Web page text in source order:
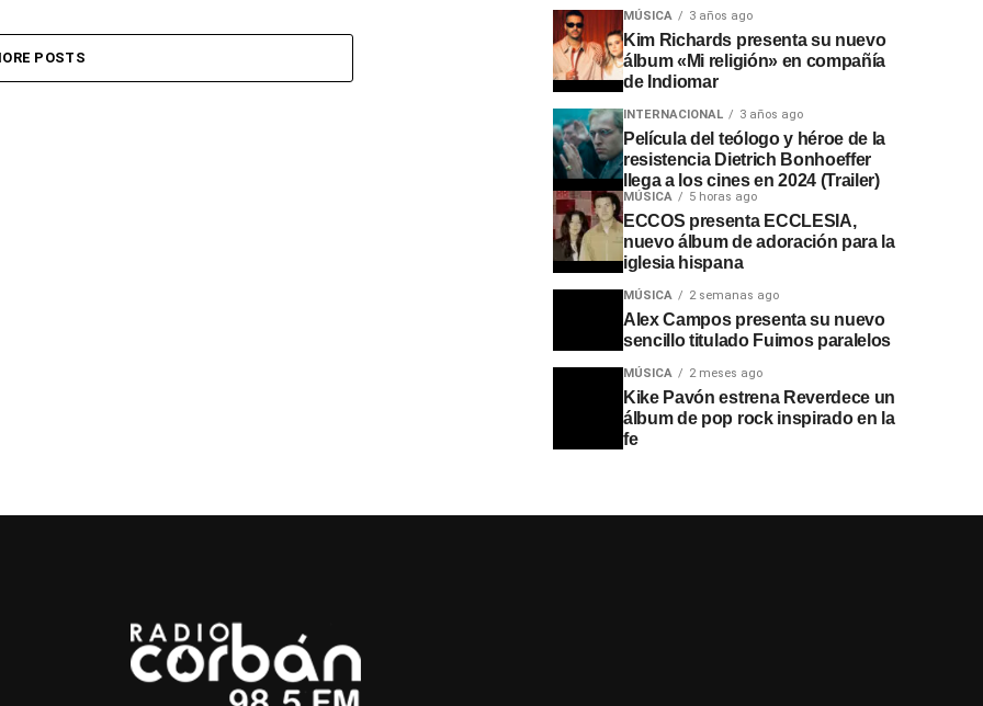
POSTS
MÚSICA 3 años ago
Kim Richards presenta su nuevo
álbum «Mi religión» en compañía
de Indiomar
INTERNACIONAL 3 años ago
Película del teólogo y héroe de la
resistencia Dietrich Bonhoeffer
llega a los cines en 2024 (Trailer)
MÚSICA 5 horas ago
ECCOS presenta ECCLESIA,
nuevo álbum de adoración para la
iglesia hispana
MÚSICA 2 semanas ago
Alex Campos presenta su nuevo
sencillo titulado Fuimos paralelos
MÚSICA 2 meses ago
Kike Pavón estrena Reverdece un
álbum de pop rock inspirado en la
fe